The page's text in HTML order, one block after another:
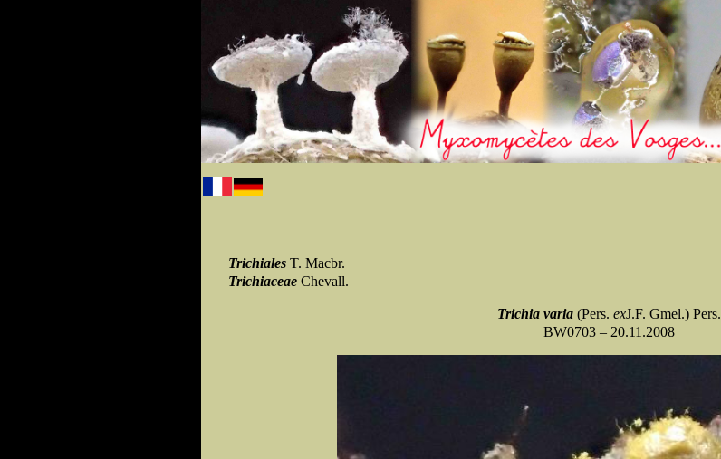
Trichiales T. Macbr.
Trichiaceae Chevall.
Trichia varia (Pers. exJ.F. Gmel.) Pers.
BW0703 – 20.11.2008